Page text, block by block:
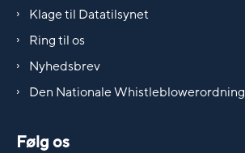
Klage til Datatilsynet
Ring til os
Nyhedsbrev
Den Nationale Whistleblowerordning
Følg os